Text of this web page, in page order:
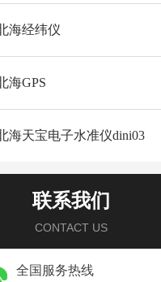
海经纬仪
海GPS
海天宝电子水准仪dini03
联系我们
CONTACT US
全国服务热线